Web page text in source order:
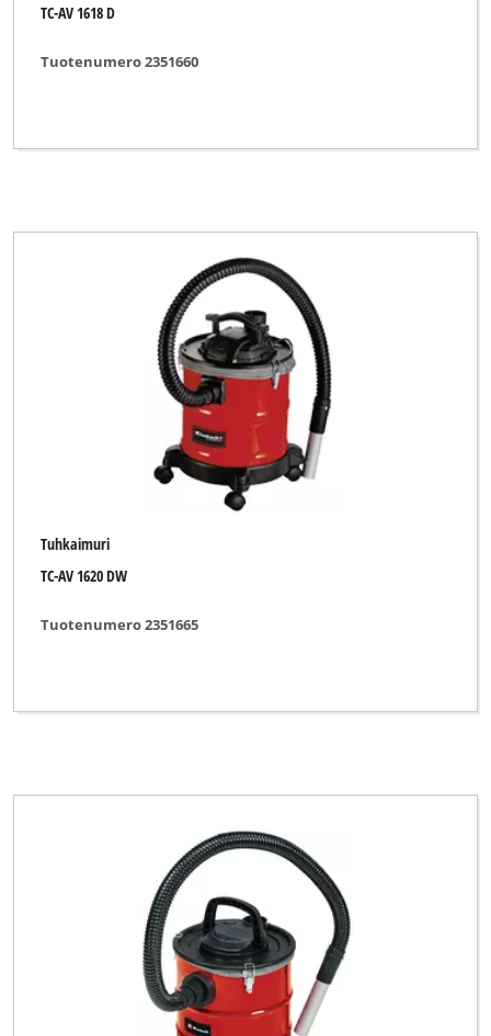
TC-AV 1618 D
Tuotenumero 2351660
Tuhkaimuri
TC-AV 1620 DW
Tuotenumero 2351665